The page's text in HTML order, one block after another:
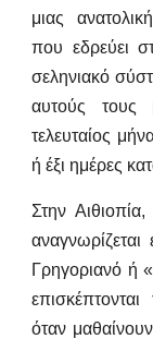
μιας
που εδρεύει
σεληνιακό
αυτούς
τελευταίος
ή έξι ημέρες
Στην
Γρηγοριανό ή
όταν